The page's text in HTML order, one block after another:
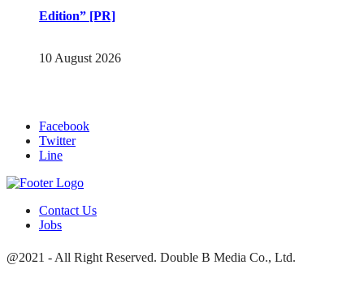
Edition” [PR]
10 August 2026
Facebook
Twitter
Line
Contact Us
Jobs
@2021 - All Right Reserved. Double B Media Co., Ltd.